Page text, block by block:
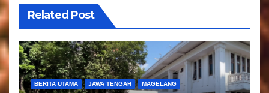
s
Related Post
BERITA UTAMA JAWA TENGAH MAGELANG